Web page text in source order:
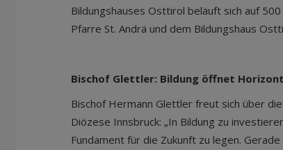
Bildungshauses Osttirol beläuft sich auf
Pfarre St. Andrä und dem Bildungshaus
Bischof Glettler: Bildung öffnet
Bischof Hermann Glettler freut sich über
Diözese Innsbruck: „In Bildung zu
Fundament für die Zukunft zu legen.